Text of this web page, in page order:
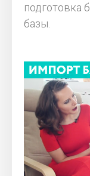
подготовка
базы.